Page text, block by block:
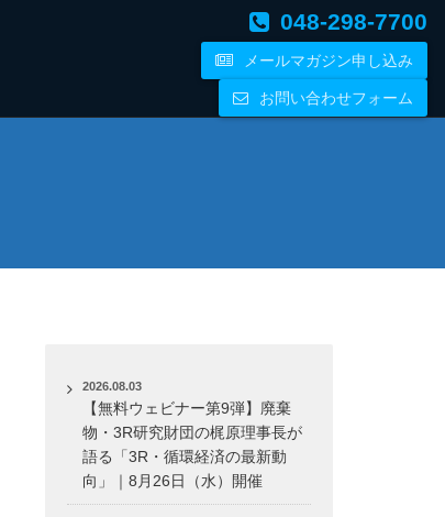
048-298-7700
メールマガジン申し込み
お問い合わせフォーム
2026.08.03
【無料ウェビナー第9弾】廃棄
物・3R研究財団の梶原理事長が
語る「3R・循環経済の最新動
向」｜8月26日（水）開催